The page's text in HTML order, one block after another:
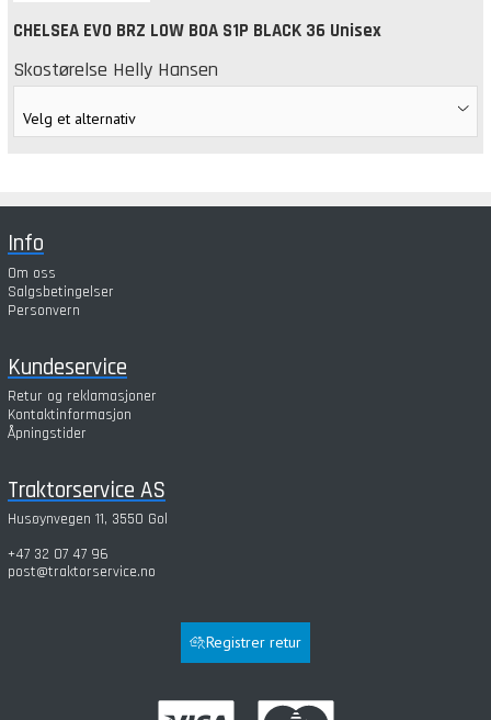
CHELSEA EVO BRZ LOW BOA S1P BLACK 36 Unisex
Skostørelse Helly Hansen
Info
Om oss
Salgsbetingelser
Personvern
Kundeservice
Retur og reklamasjoner
Kontaktinformasjon
Åpningstider
Traktorservice AS
Husøynvegen 11, 3550 Gol
+47 32 07 47 96
post@traktorservice.no
Registrer retur